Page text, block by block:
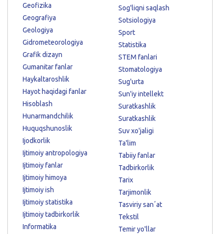
Geofizika
Geografiya
Geologiya
Gidrometeorologiya
Grafik dizayn
Gumanitar fanlar
Haykaltaroshlik
Hayot haqidagi fanlar
Hisoblash
Hunarmandchilik
Huquqshunoslik
Ijodkorlik
Ijtimoiy antropologiya
Ijtimoiy fanlar
Ijtimoiy himoya
Ijtimoiy ish
Ijtimoiy statistika
Ijtimoiy tadbirkorlik
Informatika
Sog'liqni saqlash
Sotsiologiya
Sport
Statistika
STEM fanlari
Stomatologiya
Sug'urta
Sun'iy intellekt
Suratkashlik
Suratkashlik
Suv xo'jaligi
Ta'lim
Tabiiy fanlar
Tadbirkorlik
Tarix
Tarjimonlik
Tasviriy sanʼat
Tekstil
Temir yo'llar